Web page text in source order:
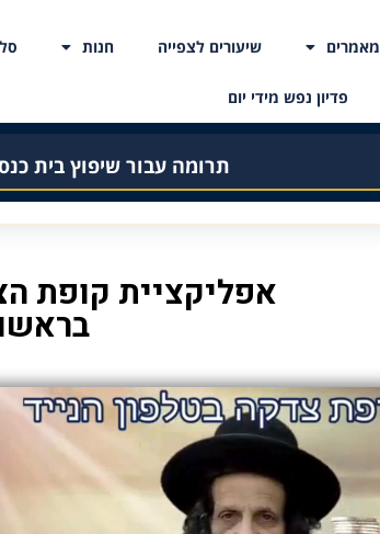
מאמרים שיעורים לצפייה חנות
פדיון נפש מידי יום
תרומה עבור שיפוץ בית
אפליקציית קופת